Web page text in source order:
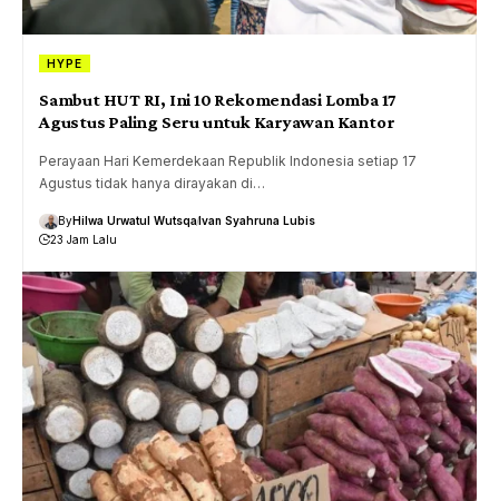
HYPE
Sambut HUT RI, Ini 10 Rekomendasi Lomba 17
Agustus Paling Seru untuk Karyawan Kantor
Perayaan Hari Kemerdekaan Republik Indonesia setiap 17
Agustus tidak hanya dirayakan di…
ByHilwa Urwatul WutsqaIvan Syahruna Lubis
23 Jam Lalu